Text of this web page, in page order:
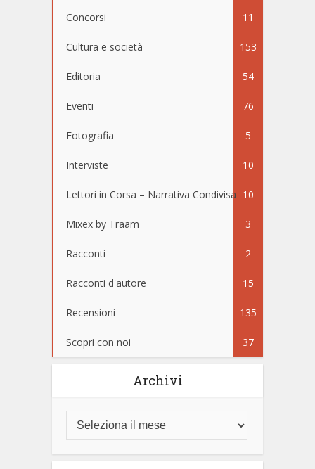
Concorsi 11
Cultura e società 153
Editoria 54
Eventi 76
Fotografia 5
Interviste 10
Lettori in Corsa – Narrativa Condivisa 10
Mixex by Traam 3
Racconti 2
Racconti d'autore 15
Recensioni 135
Scopri con noi 37
Archivi